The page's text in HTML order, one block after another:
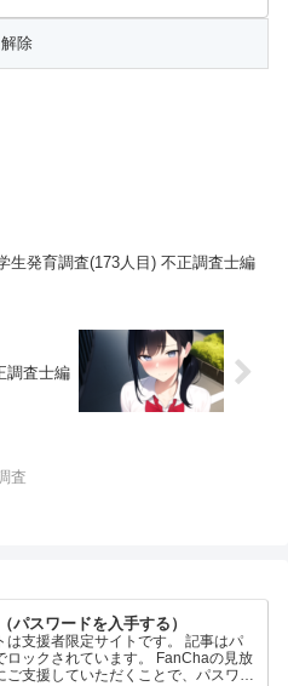
生発育調査(173人目) 不正調査士編
調査士編
査
パスワードを入手する）
は支援者限定サイトです。 記事はパ
ロックされています。 FanChaの見放
ご支援していただくことで、パスワー